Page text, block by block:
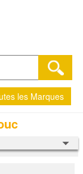
les Marques